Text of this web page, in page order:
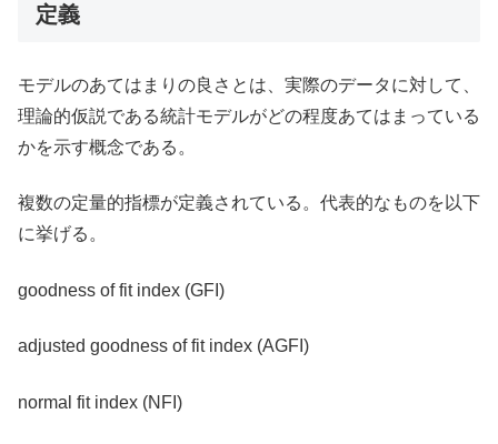
定義
モデルのあてはまりの良さとは、実際のデータに対して、
理論的仮説である統計モデルがどの程度あてはまっている
かを示す概念である。
複数の定量的指標が定義されている。代表的なものを以下
に挙げる。
goodness of fit index (GFI)
adjusted goodness of fit index (AGFI)
normal fit index (NFI)